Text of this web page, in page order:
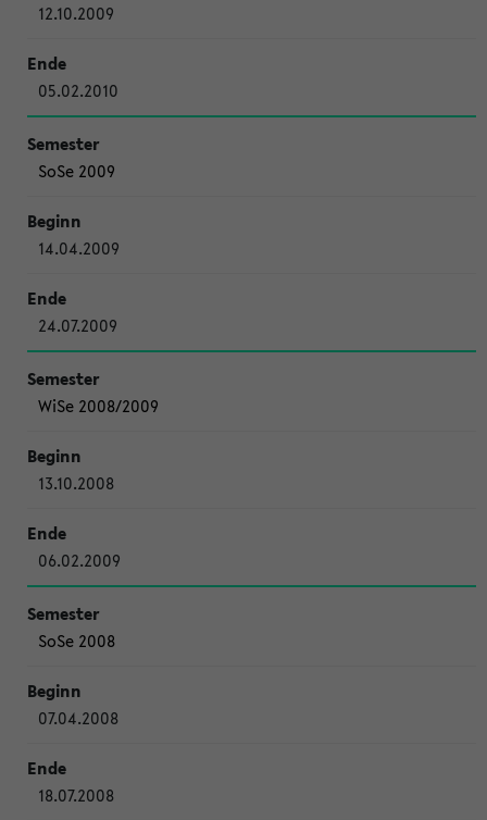
12.10.2009
05.02.2010
SoSe 2009
14.04.2009
24.07.2009
WiSe 2008/2009
13.10.2008
06.02.2009
SoSe 2008
07.04.2008
18.07.2008